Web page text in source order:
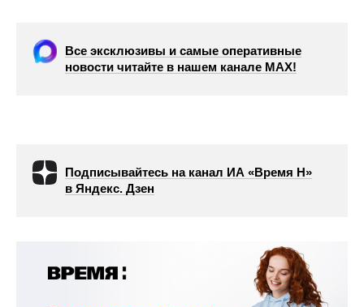
Все эксклюзивы и самые оперативные
новости читайте в нашем канале МАХ!
Подписывайтесь на канал ИА «Время Н»
в Яндекс. Дзен